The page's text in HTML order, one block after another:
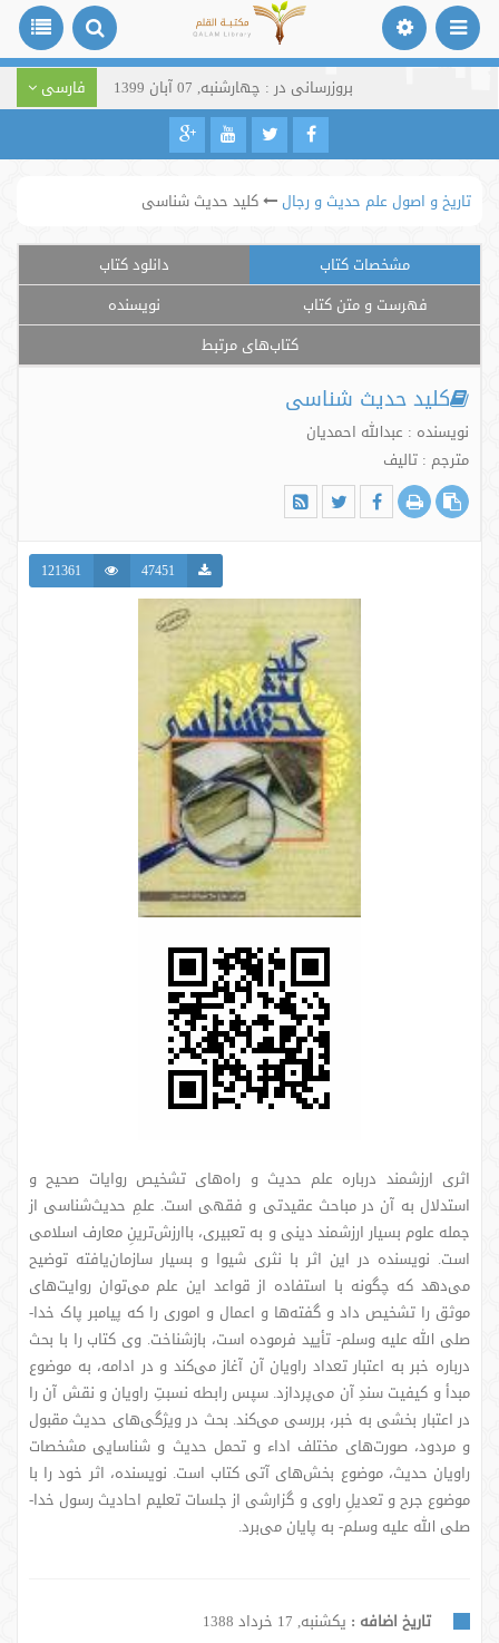
بروزرسانی در : چهارشنبه, 07 آبان 1399 فارسی
تاریخ و اصول علم حدیث و رجال کلید حدیث شناسی
مشخصات کتاب
دانلود کتاب
فهرست و متن کتاب
نویسنده
کتاب‌های مرتبط
کلید حدیث شناسی
نویسنده : عبدالله احمدیان
مترجم : تالیف
47451
121361
اثری ارزشمند درباره علم حدیث و راه‌های تشخیص روایات صحیح و
استدلال به آن در مباحث عقیدتی و فقهی است. علمِ حدیث‌شناسی از
جمله علوم بسیار ارزشمند دینی و به تعبیری، باارزش‌ترینِ معارف اسلامی
است. نویسنده در این اثر با نثری شیوا و بسیار سازمان‌یافته توضیح
می‌دهد که چگونه با استفاده از قواعد این علم می‌توان روایت‌های
موثق را تشخیص داد و گفته‌ها و اعمال و اموری را که پیامبر پاک خدا-
صلی الله علیه وسلم- تأیید فرموده است، بازشناخت. وی کتاب را با بحث
درباره خبر به اعتبار تعداد راویان آن آغاز می‌کند و در ادامه، به موضوع
مبدأ و کیفیت سندِ آن می‌پردازد. سپس رابطه نسبتِ راویان و نقش آن را
در اعتبار بخشی به خبر، بررسی می‌کند. بحث در ویژگی‌های حدیث مقبول
و مردود، صورت‌های مختلف اداء و تحمل حدیث و شناسایی مشخصات
راویان حدیث، موضوع بخش‌های آتی کتاب است. نویسنده، اثر خود را با
موضوع جرح و تعدیلِ راوی و گزارشی از جلسات تعلیم احادیث رسول خدا-
صلی الله علیه وسلم- به پایان می‌برد.
تاریخ اضافه : یکشنبه, 17 خرداد 1388